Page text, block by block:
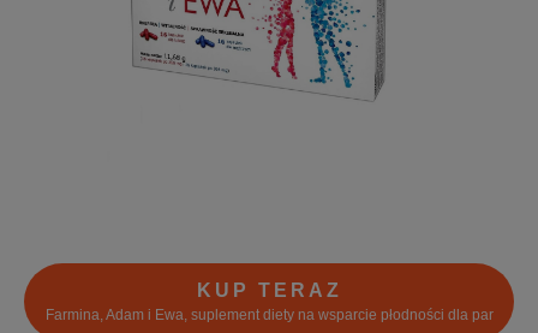
KUP TERAZ
Farmina, Adam i Ewa, suplement diety na wsparcie płodności dla par